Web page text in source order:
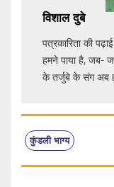
विशाल दुबे
पत्रकारिता की
हमने पाया है, जब-
के तर्जुबे के संग अब
कुंडली भाग्य